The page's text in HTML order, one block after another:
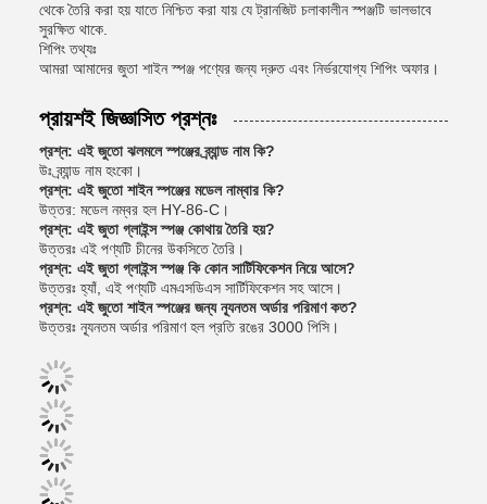
থেকে তৈরি করা হয় যাতে নিশ্চিত করা যায় যে ট্রানজিট চলাকালীন স্পঞ্জটি ভালভাবে
সুরক্ষিত থাকে.
শিপিং তথ্যঃ
আমরা আমাদের জুতা শাইন স্পঞ্জ পণ্যের জন্য দ্রুত এবং নির্ভরযোগ্য শিপিং অফার।
প্রায়শই জিজ্ঞাসিত প্রশ্নঃ
প্রশ্ন: এই জুতো ঝলমলে স্পঞ্জের ব্র্যান্ড নাম কি?
উঃ ব্র্যান্ড নাম হংকো।
প্রশ্ন: এই জুতো শাইন স্পঞ্জের মডেল নাম্বার কি?
উত্তর: মডেল নম্বর হল HY-86-C।
প্রশ্ন: এই জুতা গ্লাইন্স স্পঞ্জ কোথায় তৈরি হয়?
উত্তরঃ এই পণ্যটি চীনের উকসিতে তৈরি।
প্রশ্ন: এই জুতা গ্লাইন্স স্পঞ্জ কি কোন সার্টিফিকেশন নিয়ে আসে?
উত্তরঃ হ্যাঁ, এই পণ্যটি এমএসডিএস সার্টিফিকেশন সহ আসে।
প্রশ্ন: এই জুতো শাইন স্পঞ্জের জন্য ন্যূনতম অর্ডার পরিমাণ কত?
উত্তরঃ ন্যূনতম অর্ডার পরিমাণ হল প্রতি রঙের 3000 পিসি।